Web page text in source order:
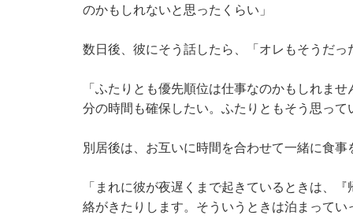
のかもしれないと思ったくらい」
数日後、彼にそう話したら、「オレもそうだっ
「ふたりとも優先順位は仕事なのかもしれま
分の時間も確保したい。ふたりともそう思って
別居後は、お互いに時間を合わせて一緒に食事
「まれに彼が夜遅くまで起きているときは、
絡がきたりします。そういうときは泊まって